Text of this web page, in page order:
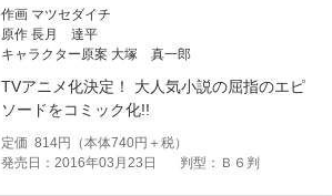
作画 マツセダイチ
原作 長月 達平
キャラクター原案 大塚 真一郎
TVアニメ化決定！ 大人気小説の屈指のエピ
ソードをコミック化!!
定価 814円（本体740円＋税）
発売日：2016年03月23日
判型：Ｂ６判